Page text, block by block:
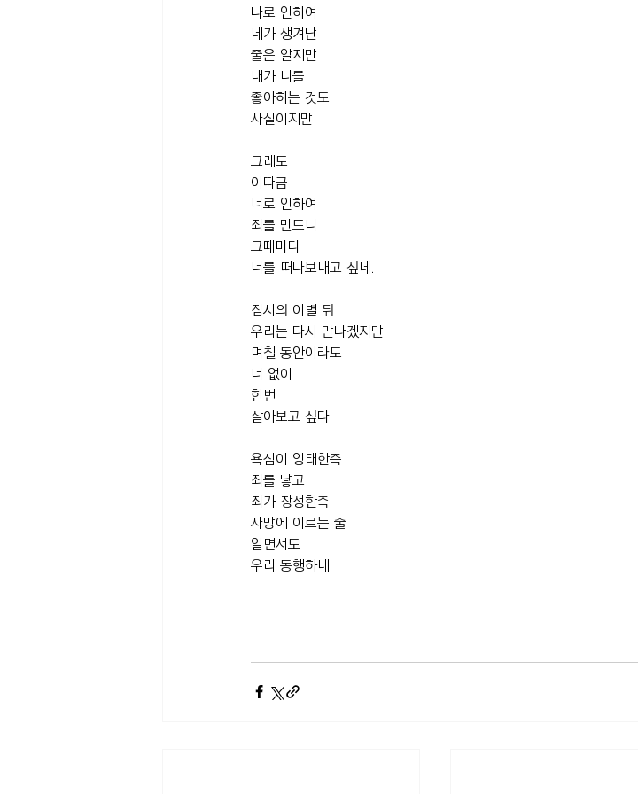
나로 인하여
네가 생겨난
줄은 알지만
내가 너를
좋아하는 것도
사실이지만
그래도
이따금
너로 인하여
죄를 만드니
그때마다
너를 떠나보내고 싶네.
잠시의 이별 뒤
우리는 다시 만나겠지만
며칠 동안이라도
너 없이
한번
살아보고 싶다.
욕심이 잉태한즉
죄를 낳고
죄가 장성한즉
사망에 이르는 줄
알면서도
우리 동행하네.